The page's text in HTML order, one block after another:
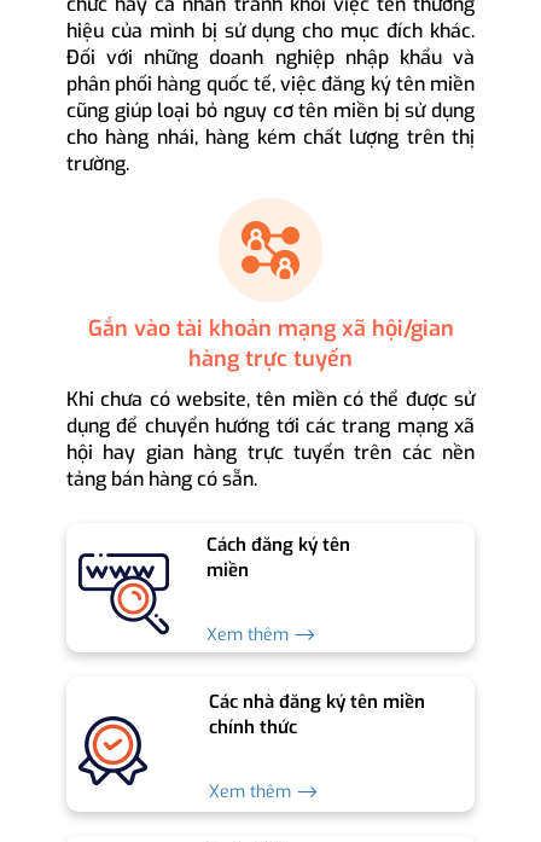
hiệu của mình bị sử dụng cho mục đích khác.
Đối với những doanh nghiệp nhập khẩu và
phân phối hàng quốc tế, việc đăng ký tên miền
cũng giúp loại bỏ nguy cơ tên miền bị sử dụng
cho hàng nhái, hàng kém chất lượng trên thị
trường.
Gắn vào tài khoản mạng xã hội/gian
hàng trực tuyến
Khi chưa có website, tên miền có thể được sử
dụng để chuyển hướng tới các trang mạng xã
hội hay gian hàng trực tuyến trên các nền
tảng bán hàng có sẵn.
Cách đăng ký tên
miền
Xem thêm ⟶
Các nhà đăng ký tên miền
chính thức
Xem thêm ⟶